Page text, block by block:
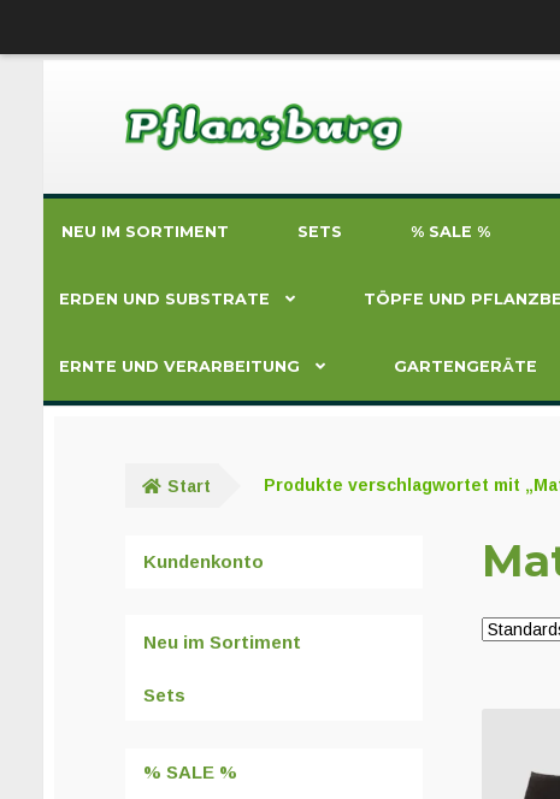
Navigation
NEU IM SORTIMENT SETS % SALE %
ERDEN UND SUBSTRATE TÖPFE UND
ERNTE UND VERARBEITUNG GARTENGERÄTE
Start Produkte verschlagwortet mit
Kundenkonto
Neu im Sortiment
Sets
% SALE %